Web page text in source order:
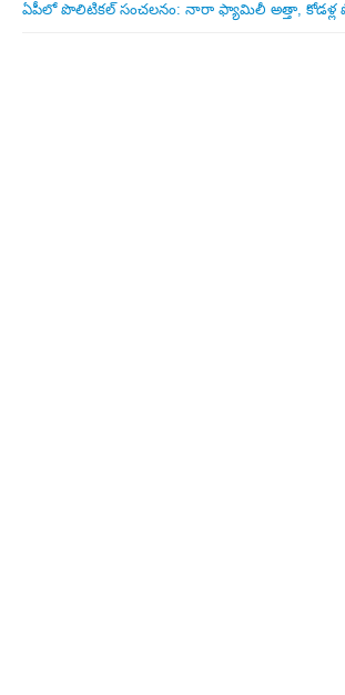
ఏపీలో పొలిటిక‌ల్ సంచ‌ల‌నం: నారా ఫ్యామిలీ అత్తా, కోడ‌ళ్ల